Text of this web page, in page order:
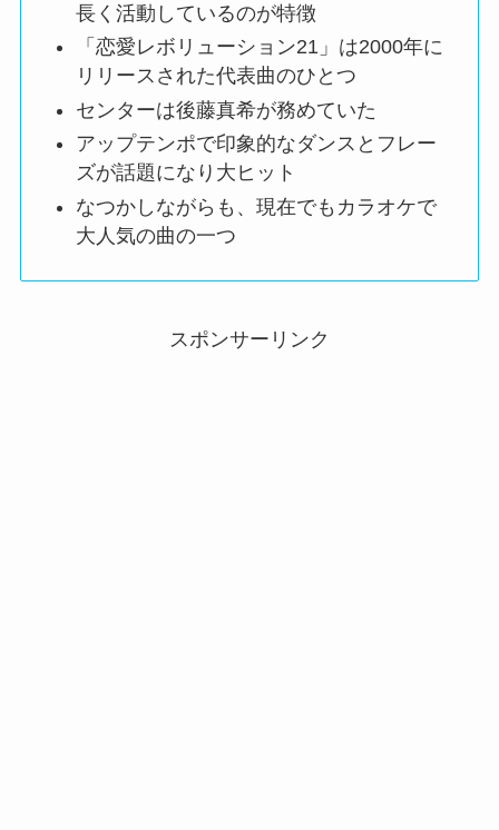
長く活動しているのが特徴
「恋愛レボリューション21」は2000年に
リリースされた代表曲のひとつ
センターは後藤真希が務めていた
アップテンポで印象的なダンスとフレー
ズが話題になり大ヒット
なつかしながらも、現在でもカラオケで
大人気の曲の一つ
スポンサーリンク